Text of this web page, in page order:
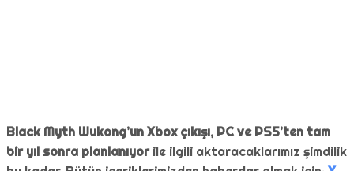
Black Myth Wukong’un Xbox çıkışı, PC ve PS5’ten tam
bir yıl sonra planlanıyorile ilgili aktaracaklarımız şimdilik